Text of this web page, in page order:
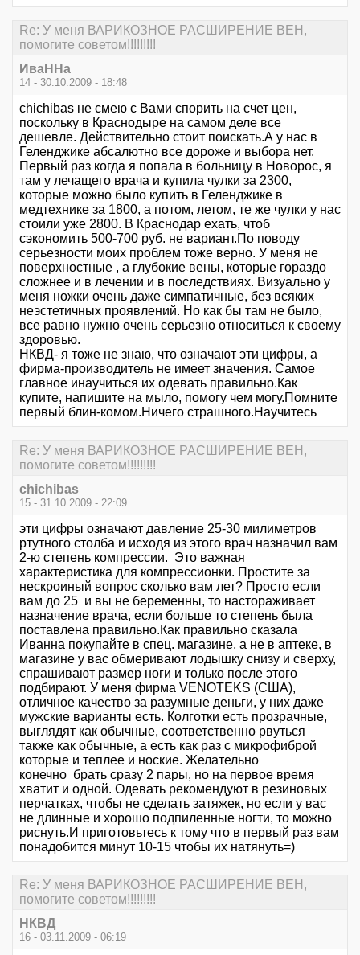
Re: У меня ВАРИКОЗНОЕ РАСШИРЕНИЕ ВЕН,
помогите советом!!!!!!!!!
ИваННа
14 - 30.10.2009 - 18:48
chichibas не смею с Вами спорить на счет цен,
поскольку в Краснодыре на самом деле все
дешевле. Действительно стоит поискать.А у нас в
Геленджике абсалютно все дороже и выбора нет.
Первый раз когда я попала в больницу в Новорос, я
там у лечащего врача и купила чулки за 2300,
которые можно было купить в Геленджике в
медтехнике за 1800, а потом, летом, те же чулки у нас
стоили уже 2800. В Краснодар ехать, чтоб
сэкономить 500-700 руб. не вариант.По поводу
серьезности моих проблем тоже верно. У меня не
поверхностные , а глубокие вены, которые гораздо
сложнее и в лечении и в последствиях. Визуально у
меня ножки очень даже симпатичные, без всяких
неэстетичных проявлений. Но как бы там не было,
все равно нужно очень серьезно относиться к своему
здоровью.
НКВД- я тоже не знаю, что означают эти цифры, а
фирма-производитель не имеет значения. Самое
главное инаучиться их одевать правильно.Как
купите, напишите на мыло, помогу чем могу.Помните
первый блин-комом.Ничего страшного.Научитесь
Re: У меня ВАРИКОЗНОЕ РАСШИРЕНИЕ ВЕН,
помогите советом!!!!!!!!!
chichibas
15 - 31.10.2009 - 22:09
эти цифры означают давление 25-30 милиметров
ртутного столба и исходя из этого врач назначил вам
2-ю степень компрессии. Это важная
характеристика для компрессионки. Простите за
нескроиный вопрос сколько вам лет? Просто если
вам до 25 и вы не беременны, то настораживает
назначение врача, если больше то степень была
поставлена правильно.Как правильно сказала
Иванна покупайте в спец. магазине, а не в аптеке, в
магазине у вас обмеривают лодышку снизу и сверху,
спрашивают размер ноги и только после этого
подбирают. У меня фирма VENOTEKS (США),
отличное качество за разумные деньги, у них даже
мужские варианты есть. Колготки есть прозрачные,
выглядят как обычные, соответственно рвуться
также как обычные, а есть как раз с микрофиброй
которые и теплее и ноские. Желательно
конечно брать сразу 2 пары, но на первое время
хватит и одной. Одевать рекомендуют в резиновых
перчатках, чтобы не сделать затяжек, но если у вас
не длинные и хорошо подпиленные ногти, то можно
риснуть.И приготовьтесь к тому что в первый раз вам
понадобится минут 10-15 чтобы их натянуть=)
Re: У меня ВАРИКОЗНОЕ РАСШИРЕНИЕ ВЕН,
помогите советом!!!!!!!!!
НКВД
16 - 03.11.2009 - 06:19